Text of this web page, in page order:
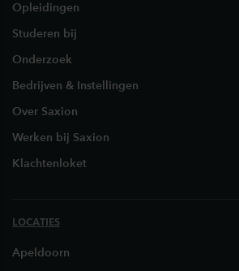
Opleidingen
Studeren bij
Onderzoek
Bedrijven & Instellingen
Over Saxion
Werken bij Saxion
Klachtenloket
LOCATIES
Apeldoorn